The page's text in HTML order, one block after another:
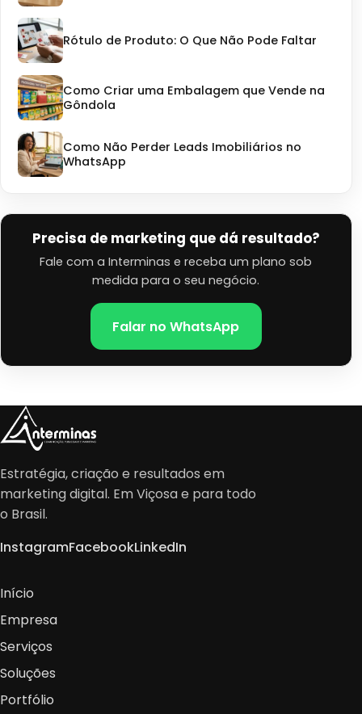
Rótulo de Produto: O Que Não Pode Faltar
Como Criar uma Embalagem que Vende na
Gôndola
Como Não Perder Leads Imobiliários no
WhatsApp
Precisa de marketing que dá resultado?
Fale com a Interminas e receba um plano sob
medida para o seu negócio.
Falar no WhatsApp
Estratégia, criação e resultados em
marketing digital. Em Viçosa e para todo
o Brasil.
InstagramFacebookLinkedIn
Início
Empresa
Serviços
Soluções
Portfólio